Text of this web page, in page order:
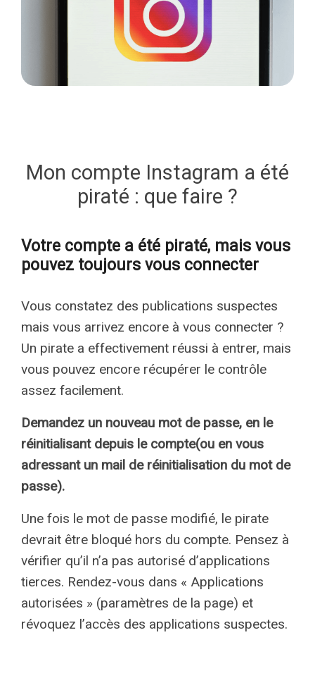
Mon compte Instagram a été
piraté : que faire ?
Votre compte a été piraté, mais vous
pouvez toujours vous connecter
Vous constatez des publications suspectes
mais vous arrivez encore à vous connecter ?
Un pirate a effectivement réussi à entrer, mais
vous pouvez encore récupérer le contrôle
assez facilement.
Demandez un nouveau mot de passe, en le
réinitialisant depuis le compte(ou en vous
adressant un mail de réinitialisation du mot de
passe).
Une fois le mot de passe modifié, le pirate
devrait être bloqué hors du compte. Pensez à
vérifier qu’il n’a pas autorisé d’applications
tierces. Rendez-vous dans « Applications
autorisées » (paramètres de la page) et
révoquez l’accès des applications suspectes.